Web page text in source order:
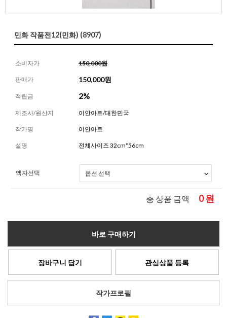
민화 작품전12(민화) (8907)
소비자가 150,000원
판매가 150,000원
적립금 2%
제조사/원산지 이안아트/대한민국
작가명 이안아트
설명 전체사이즈 32cm*56cm
액자선택
총 상품 금액 0원
바로 구매하기
장바구니 담기 관심상품 등록
작가프로필